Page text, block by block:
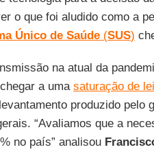
o que foi aludido como a
Único de Saúde(SUS)
na atual da
a uma saturação de
produzido pelo
“Avaliamos que a
no país” analisou